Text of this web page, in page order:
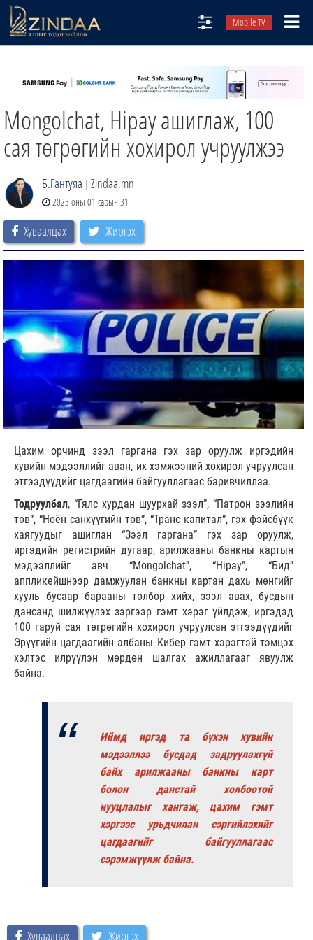
Mobile TV
ТВ8
ӨГЛӨӨНИЙ СОНИН
АУДИО ЗОХИОЛ
ЗИНДАА СЭТГҮҮЛ
Mongolchat, Hipay ашиглаж, 100
сая төгрөгийн хохирол учруулжээ
Б.Гантуяа | Zindaa.mn
2023 оны 01 сарын 31
Хуваалцах Жиргэх
Цахим орчинд зээл гаргана гэх зар оруулж иргэдийн
хувийн мэдээллийг аван, их хэмжээний хохирол учруулсан
этгээдүүдийг цагдаагийн байгууллагаас баривчиллаа.
Тодруулбал, “Гялс хурдан шуурхай зээл”, “Патрон зээлийн
төв”, “Ноён санхүүгийн төв”, “Транс капитал”, гэх фэйсбүүк
хаягуудыг ашиглан “Зээл гаргана” гэх зар оруулж,
иргэдийн регистрийн дугаар, арилжааны банкны картын
мэдээллийг авч “Mongolchat”, “Hipay”, “Бид”
аппликейшнээр дамжуулан банкны картан дахь мөнгийг
хууль бусаар барааны төлбөр хийх, зээл авах, бусдын
дансанд шилжүүлэх зэргээр гэмт хэрэг үйлдэж, иргэдэд
100 гаруй сая төгрөгийн хохирол учруулсан этгээдүүдийг
Эрүүгийн цагдаагийн албаны Кибер гэмт хэрэгтэй тэмцэх
хэлтэс илрүүлэн мөрдөн шалгах ажиллагааг явуулж
байна.
Иймд иргэд та бүхэн хувийн
мэдээллээ бусдад задруулахгүй
байх арилжааны банкны карт
болон данстай холбоотой
нууцлалыг хангаж, цахим гэмт
хэргээс урьдчилан сэргийлэхийг
цагдаагийг байгууллагаас
сэрэмжүүлж байна.
Хуваалцах Жиргэх